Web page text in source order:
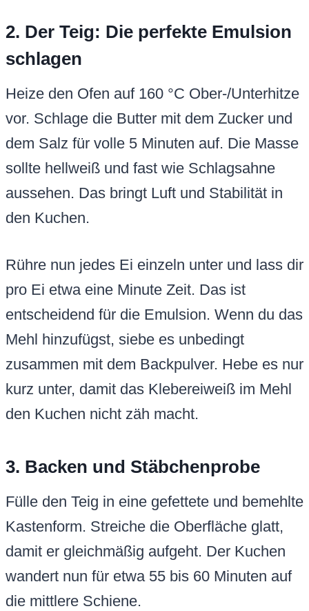
2. Der Teig: Die perfekte Emulsion
schlagen
Heize den Ofen auf 160 °C Ober-/Unterhitze
vor. Schlage die Butter mit dem Zucker und
dem Salz für volle 5 Minuten auf. Die Masse
sollte hellweiß und fast wie Schlagsahne
aussehen. Das bringt Luft und Stabilität in
den Kuchen.
Rühre nun jedes Ei einzeln unter und lass dir
pro Ei etwa eine Minute Zeit. Das ist
entscheidend für die Emulsion. Wenn du das
Mehl hinzufügst, siebe es unbedingt
zusammen mit dem Backpulver. Hebe es nur
kurz unter, damit das Klebereiweiß im Mehl
den Kuchen nicht zäh macht.
3. Backen und Stäbchenprobe
Fülle den Teig in eine gefettete und bemehlte
Kastenform. Streiche die Oberfläche glatt,
damit er gleichmäßig aufgeht. Der Kuchen
wandert nun für etwa 55 bis 60 Minuten auf
die mittlere Schiene.